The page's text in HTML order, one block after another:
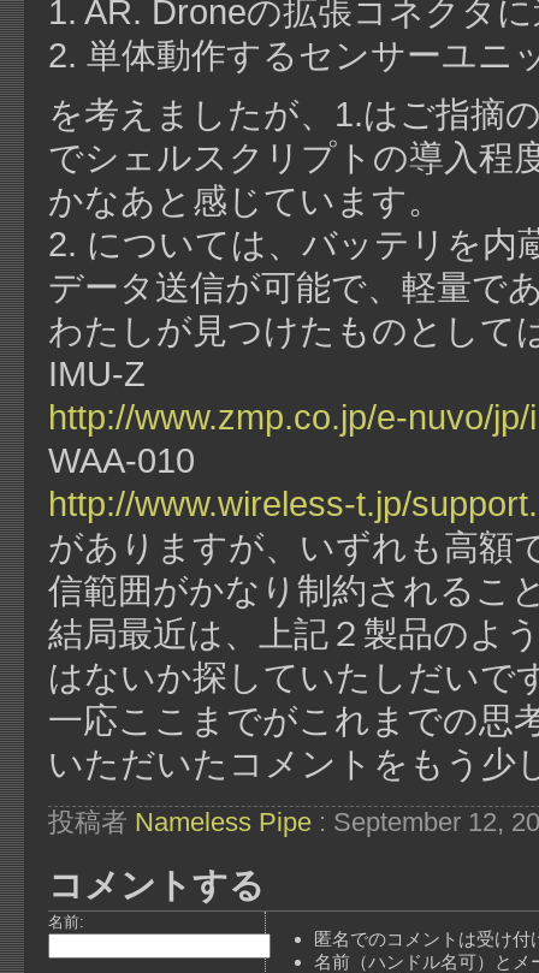
1. AR. Droneの拡張コネクタ
2. 単体動作するセンサーユニ
を考えましたが、1.はご指摘
でシェルスクリプトの導入程
かなあと感じています。
2. については、バッテリを内
データ送信が可能で、軽量で
わたしが見つけたものとして
IMU-Z
http://www.zmp.co.jp/e-nuvo/
WAA-010
http://www.wireless-t.jp/
がありますが、いずれも高額
信範囲がかなり制約されるこ
結局最近は、上記２製品のよ
はないか探していたしだいで
一応ここまでがこれまでの思
いただいたコメントをもう少
投稿者 Nameless Pipe : September 12,
コメントする
名前:
匿名でのコメントは受け付
名前（ハンドル名可）とメ